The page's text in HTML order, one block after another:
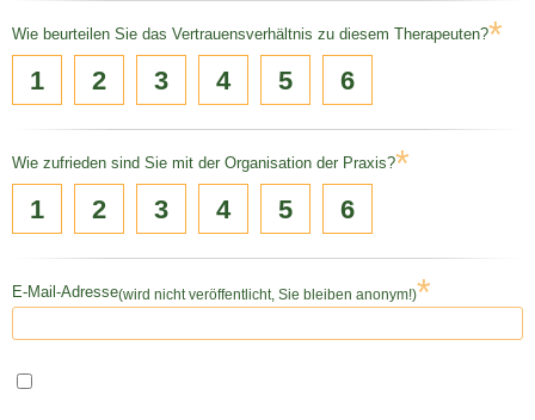
Wie beurteilen Sie das Vertrauensverhältnis zu diesem Therapeuten?*
1 2 3 4 5 6
Wie zufrieden sind Sie mit der Organisation der Praxis?*
1 2 3 4 5 6
E-Mail-Adresse(wird nicht veröffentlicht, Sie bleiben anonym!)*